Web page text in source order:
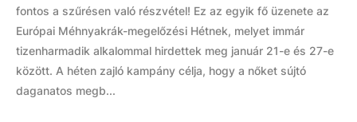
fontos a szűrésen való részvétel! Ez az egyik fő üzenete az
Európai Méhnyakrák-megelőzési Hétnek, melyet immár
tizenharmadik alkalommal hirdettek meg január 21-e és 27-e
között. A héten zajló kampány célja, hogy a nőket sújtó
daganatos megb...